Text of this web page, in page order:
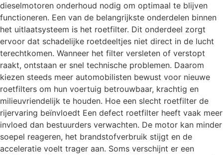
dieselmotoren onderhoud nodig om optimaal te blijven
functioneren. Een van de belangrijkste onderdelen binnen
het uitlaatsysteem is het roetfilter. Dit onderdeel zorgt
ervoor dat schadelijke roetdeeltjes niet direct in de lucht
terechtkomen. Wanneer het filter versleten of verstopt
raakt, ontstaan er snel technische problemen. Daarom
kiezen steeds meer automobilisten bewust voor nieuwe
roetfilters om hun voertuig betrouwbaar, krachtig en
milieuvriendelijk te houden. Hoe een slecht roetfilter de
rijervaring beïnvloedt Een defect roetfilter heeft vaak meer
invloed dan bestuurders verwachten. De motor kan minder
soepel reageren, het brandstofverbruik stijgt en de
acceleratie voelt trager aan. Soms verschijnt er een